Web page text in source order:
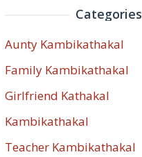
Categories
Aunty Kambikathakal
Family Kambikathakal
Girlfriend Kathakal
Kambikathakal
Teacher Kambikathakal